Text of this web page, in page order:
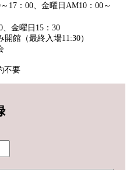
17：00、金曜日AM10：00～
金曜日15：30
館（最終入場11:30）
不要